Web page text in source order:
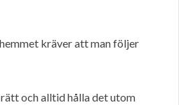
kräver att man följer
och alltid hålla det utom